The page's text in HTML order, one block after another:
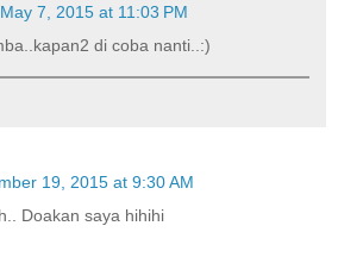
May 7, 2015 at 11:03 PM
di coba nanti..:)
19, 2015 at 9:30 AM
Doakan saya hihihi